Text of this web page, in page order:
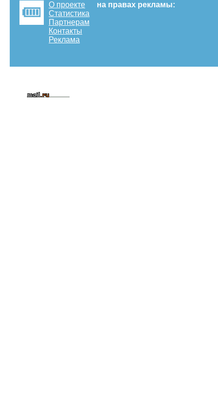
О проекте
Статистика
Партнерам
Контакты
Реклама
на правах рекламы: